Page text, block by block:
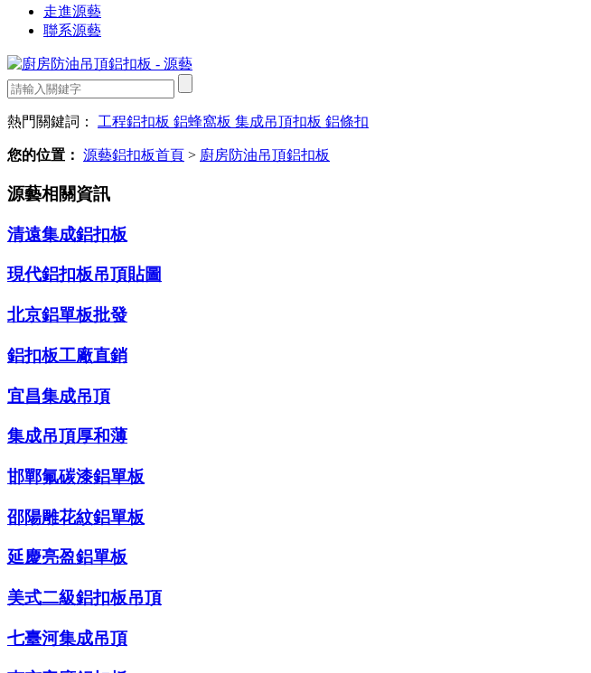
走進源藝
聯系源藝
熱門關鍵詞： 工程鋁扣板 鋁蜂窩板 集成吊頂扣板 鋁條扣
您的位置： 源藝鋁扣板首頁 > 廚房防油吊頂鋁扣板
源藝相關資訊
清遠集成鋁扣板
現代鋁扣板吊頂貼圖
北京鋁單板批發
鋁扣板工廠直銷
宜昌集成吊頂
集成吊頂厚和薄
邯鄲氟碳漆鋁單板
邵陽雕花紋鋁單板
延慶亮盈鋁單板
美式二級鋁扣板吊頂
七臺河集成吊頂